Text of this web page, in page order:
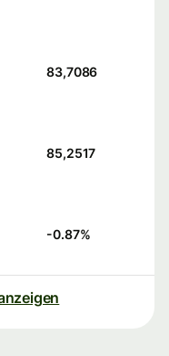
83,7086
85,2517
-0.87%